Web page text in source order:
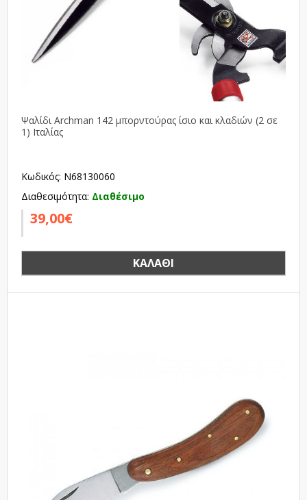
Ψαλίδι Archman 142 μπορντούρας ίσιο και κλαδιών (2 σε
1) Ιταλίας
Κωδικός: N68130060
Διαθεσιμότητα: Διαθέσιμο
39,00€
ΚΑΛΆΘΙ